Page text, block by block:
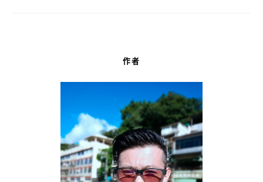
作者